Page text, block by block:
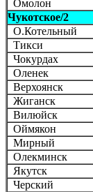
Омолон
Чукотское/2
О.Котельный
Тикси
Чокурдах
Оленек
Верхоянск
Жиганск
Вилюйск
Оймякон
Мирный
Олекминск
Якутск
Черский